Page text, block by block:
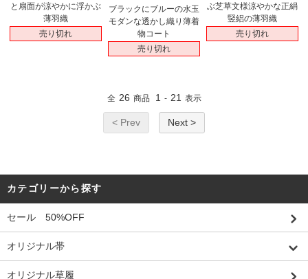
と扇面が涼やかに浮かぶ
薄羽織
売り切れ
ブラックにブルーの水玉
モダンな透かし織り薄着
物コート
売り切れ
ぶ芝草文様涼やかな正絹
竪絽の薄羽織
売り切れ
全 26 商品 1 - 21 表示
< Prev Next >
カテゴリーから探す
セール 50%OFF
オリジナル帯
オリジナル草履